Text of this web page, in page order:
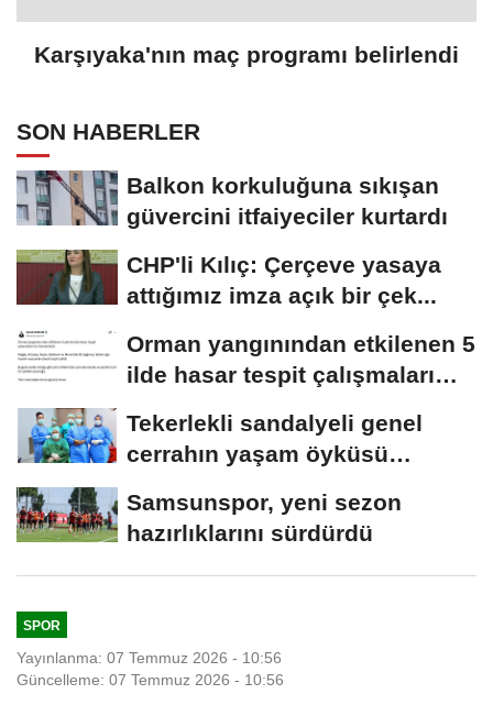
Karşıyaka'nın maç programı belirlendi
SON HABERLER
Balkon korkuluğuna sıkışan
güvercini itfaiyeciler kurtardı
CHP'li Kılıç: Çerçeve yasaya
attığımız imza açık bir çek...
Orman yangınından etkilenen 5
ilde hasar tespit çalışmaları
Tekerlekli sandalyeli genel
cerrahın yaşam öyküsü
Samsunspor, yeni sezon
hazırlıklarını sürdürdü
SPOR
Yayınlanma: 07 Temmuz 2026 - 10:56
Güncelleme: 07 Temmuz 2026 - 10:56